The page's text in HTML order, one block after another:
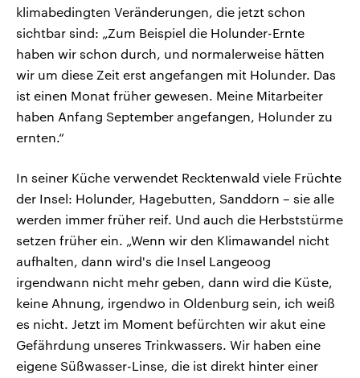
klimabedingten Veränderungen, die jetzt schon
sichtbar sind: „Zum Beispiel die Holunder-Ernte
haben wir schon durch, und normalerweise hätten
wir um diese Zeit erst angefangen mit Holunder. Das
ist einen Monat früher gewesen. Meine Mitarbeiter
haben Anfang September angefangen, Holunder zu
ernten.“
In seiner Küche verwendet Recktenwald viele Früchte
der Insel: Holunder, Hagebutten, Sanddorn – sie alle
werden immer früher reif. Und auch die Herbststürme
setzen früher ein. „Wenn wir den Klimawandel nicht
aufhalten, dann wird's die Insel Langeoog
irgendwann nicht mehr geben, dann wird die Küste,
keine Ahnung, irgendwo in Oldenburg sein, ich weiß
es nicht. Jetzt im Moment befürchten wir akut eine
Gefährdung unseres Trinkwassers. Wir haben eine
eigene Süßwasser-Linse, die ist direkt hinter einer